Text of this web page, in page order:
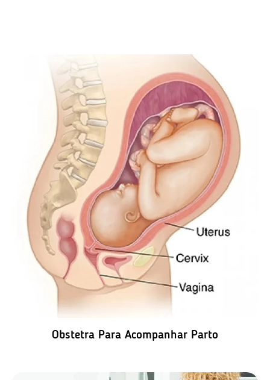
REPOSIÇÕES HORMONAIS
REPRODUÇÃO HUMANA
TERAPIAS HORMONAIS
Obstetra Para Acompanhar Parto